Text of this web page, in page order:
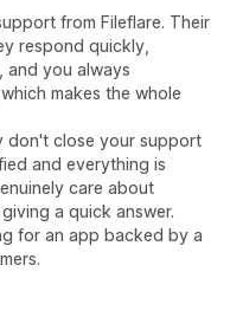
from Fileflare. Their
respond quickly,
you always
makes the whole
don't close your support
and everything is
care about
a quick answer.
for an app backed by a